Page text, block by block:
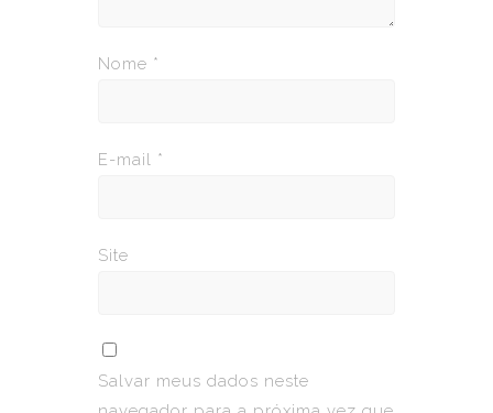
Nome *
E-mail *
Site
Salvar meus dados neste